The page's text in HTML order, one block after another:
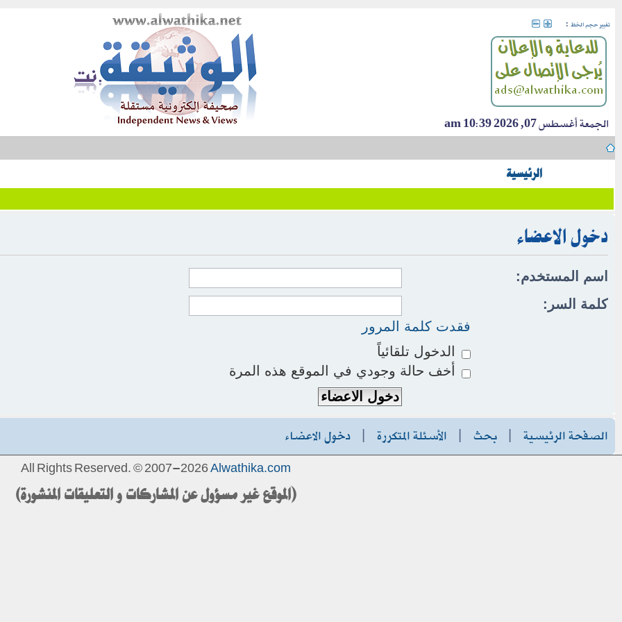
تغيير حجم الخط :
الجمعة أغسطس 07, 2026 10:39 am
الرئيسية
دخول الاعضاء
اسم المستخدم:
كلمة السر:
فقدت كلمة المرور
الدخول تلقائياً
أخف حالة وجودي في الموقع هذه المرة
الصفحة الرئيسية | بحث | الأسئلة المتكررة | دخول الاعضاء
All Rights Reserved. © 2007-2026Alwathika.com
(الموقع غير مسؤول عن المشاركات و التعليقات المنشورة)